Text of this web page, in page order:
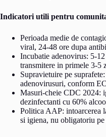
Indicatori utili pentru
Perioada medie de
viral, 24-48 ore dupa
Incubatie adenovirus: 5-
transmitere in primele 3-5
Supravietuire pe
adenovirusuri, conform
Masuri-cheie CDC 2024:
dezinfectanti cu 60%
Politica AAP: intoarcerea
si igiena, nu obligatoriu